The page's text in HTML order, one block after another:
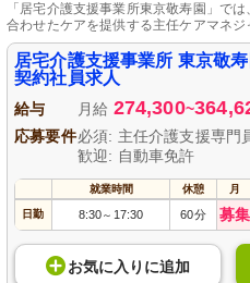
「居宅介護支援事業所東京敬寿園」で
合わせたケアを提供する主任ケアマネ
経験と主任介護支援専門員の資格が必
り、資格手当や住宅手当など待遇面も
育児休暇の取得推進も行っており、安
居宅介護支援事業所 東京敬
契約社員求人
給与 月給 274,300~
応募要件必須: 主任介護支援専門
歓迎: 自動車免許
就業時間 休憩 月
日勤 8:30～ 17:30 60分 募集
お気に入り に追加